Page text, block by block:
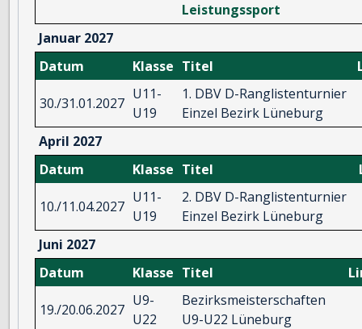
Leistungssport
Januar 2027
Datum
Klasse Titel
30./31.01.2027
U11-
U19
1. DBV D-Ranglistenturnier
Einzel Bezirk Lüneburg
April 2027
Datum
Klasse Titel
10./11.04.2027
U11-
U19
2. DBV D-Ranglistenturnier
Einzel Bezirk Lüneburg
Juni 2027
Datum
Klasse Titel
19./20.06.2027
U9-
U22
Bezirksmeisterschaften
U9-U22 Lüneburg